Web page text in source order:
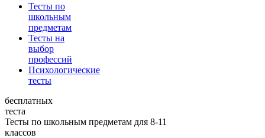
Тесты по
школьным
предметам
Тесты на
выбор
профессий
Психологические
тесты
бесплатных
теста
Тесты по школьным предметам для 8-11
классов